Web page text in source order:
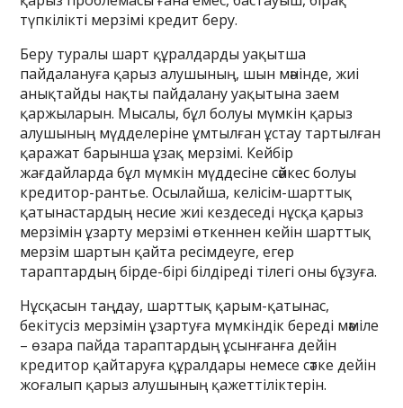
түпкілікті мерзімі кредит беру.
Беру туралы шарт құралдарды уақытша
пайдалануға қарыз алушының, шын мәнінде, жиі
анықтайды нақты пайдалану уақытына заем
қаржыларын. Мысалы, бұл болуы мүмкін қарыз
алушының мүдделеріне ұмтылған ұстау тартылған
қаражат барынша ұзақ мерзімі. Кейбір
жағдайларда бұл мүмкін мүддесіне сәйкес болуы
кредитор-рантье. Осылайша, келісім-шарттық
қатынастардың несие жиі кездеседі нұсқа қарыз
мерзімін ұзарту мерзімі өткеннен кейін шарттық
мерзім шартын қайта ресімдеуге, егер
тараптардың бірде-бірі білдіреді тілегі оны бұзуға.
Нұсқасын таңдау, шарттық қарым-қатынас,
бекітусіз мерзімін ұзартуға мүмкіндік береді мәміле
– өзара пайда тараптардың ұсынғанға дейін
кредитор қайтаруға құралдары немесе сәтке дейін
жоғалып қарыз алушының қажеттіліктерін.